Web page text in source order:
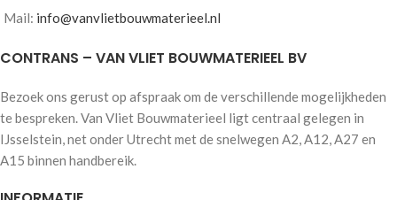
Mail: info@vanvlietbouwmaterieel.nl
CONTRANS – VAN VLIET BOUWMATERIEEL BV
Bezoek ons gerust op afspraak om de verschillende mogelijkheden
te bespreken. Van Vliet Bouwmaterieel ligt centraal gelegen in
IJsselstein, net onder Utrecht met de snelwegen A2, A12, A27 en
A15 binnen handbereik.